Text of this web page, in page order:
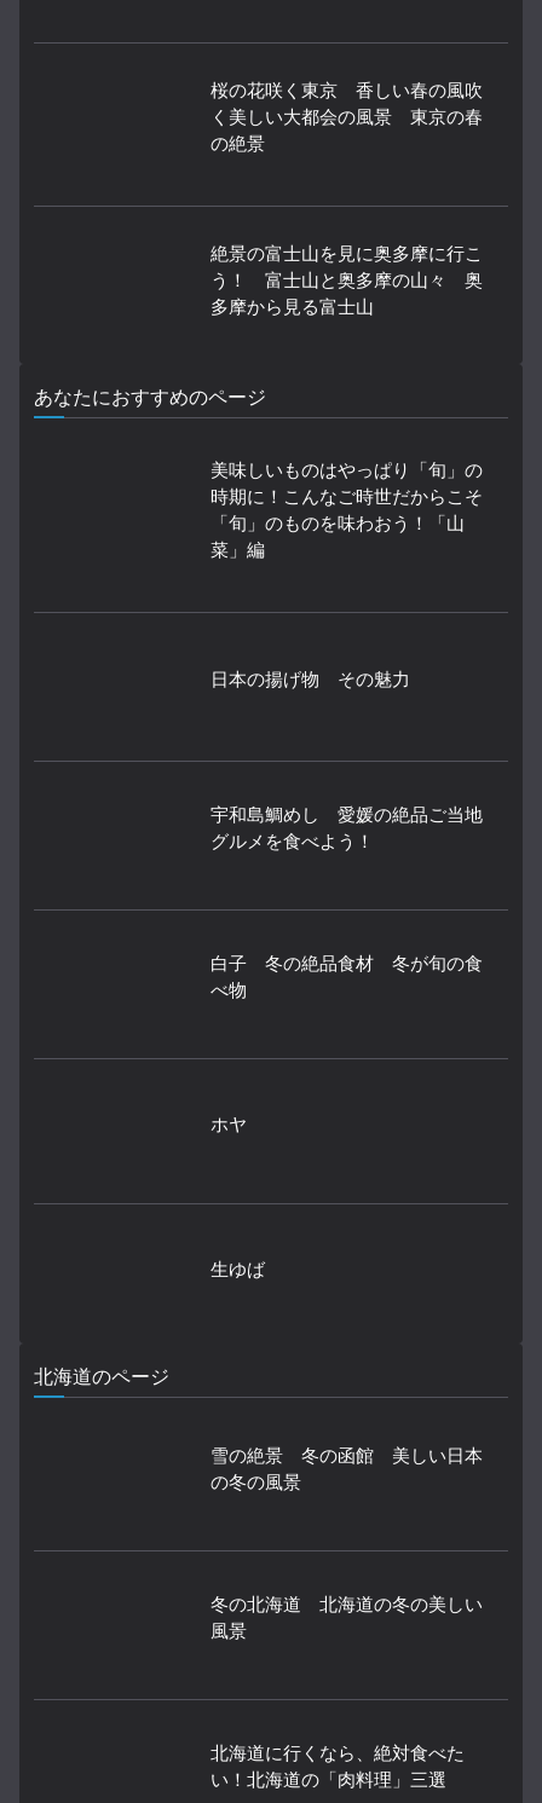
桜の花咲く東京 香しい春の風吹
く美しい大都会の風景 東京の春
の絶景
絶景の富士山を見に奥多摩に行こ
う！ 富士山と奥多摩の山々 奥
多摩から見る富士山
あなたにおすすめのページ
美味しいものはやっぱり「旬」の
時期に！こんなご時世だからこそ
「旬」のものを味わおう！「山
菜」編
日本の揚げ物 その魅力
宇和島鯛めし 愛媛の絶品ご当地
グルメを食べよう！
白子 冬の絶品食材 冬が旬の食
べ物
ホヤ
生ゆば
北海道のページ
雪の絶景 冬の函館 美しい日本
の冬の風景
冬の北海道 北海道の冬の美しい
風景
北海道に行くなら、絶対食べた
い！北海道の「肉料理」三選